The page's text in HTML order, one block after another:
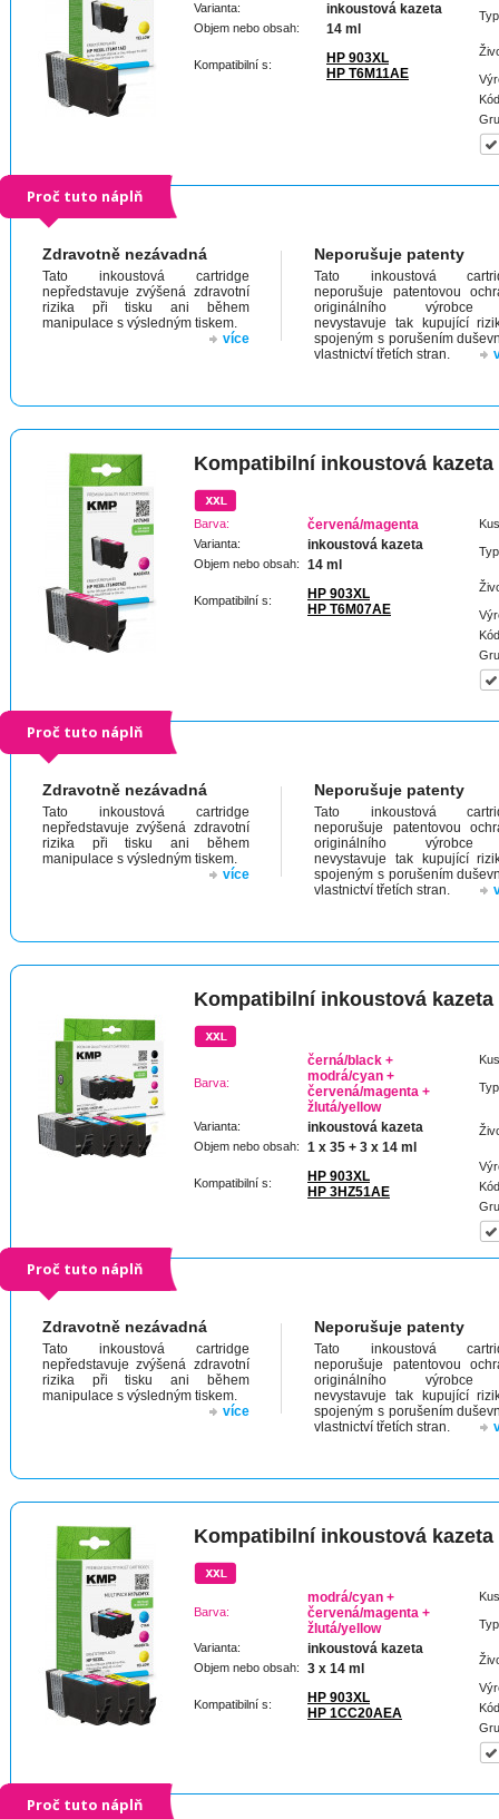
Varianta: inkoustová kazeta
Objem nebo obsah: 14 ml
Kompatibilní s:
HP 903XL
HP T6M11AE
Proč tuto náplň
Zdravotně nezávadná
Tato inkoustová cartridge
nepředstavuje zvýšená zdravotní
rizika při tisku ani během
manipulace s výsledným tiskem.
více
Neporušuje patenty
Tato inkoustová
neporušuje patentovou
originálního
nevystavuje tak kupující
spojeným s porušením
vlastnictví třetích stran.
Kompatibilní inkoustová kazeta
Barva: červená/magenta
Varianta: inkoustová kazeta
Objem nebo obsah: 14 ml
Kompatibilní s:
HP 903XL
HP T6M07AE
Proč tuto náplň
Zdravotně nezávadná
Tato inkoustová cartridge
nepředstavuje zvýšená zdravotní
rizika při tisku ani během
manipulace s výsledným tiskem.
více
Neporušuje patenty
Tato inkoustová
neporušuje patentovou
originálního
nevystavuje tak kupující
spojeným s porušením
vlastnictví třetích stran.
Kompatibilní inkoustová kazeta
Barva:
černá/black +
modrá/cyan +
červená/magenta +
žlutá/yellow
Varianta: inkoustová kazeta
Objem nebo obsah: 1 x 35 + 3 x 14 ml
Kompatibilní s:
HP 903XL
HP 3HZ51AE
Proč tuto náplň
Zdravotně nezávadná
Tato inkoustová cartridge
nepředstavuje zvýšená zdravotní
rizika při tisku ani během
manipulace s výsledným tiskem.
více
Neporušuje patenty
Tato inkoustová
neporušuje patentovou
originálního
nevystavuje tak kupující
spojeným s porušením
vlastnictví třetích stran.
Kompatibilní inkoustová kazeta
Barva:
modrá/cyan +
červená/magenta +
žlutá/yellow
Varianta: inkoustová kazeta
Objem nebo obsah: 3 x 14 ml
Kompatibilní s:
HP 903XL
HP 1CC20AEA
Proč tuto náplň